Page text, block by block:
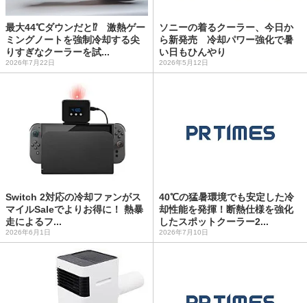
最大44℃ダウンだと⁉ 激熱ゲー
ミングノートを強制冷却する尖
りすぎなクーラーを試...
2026年7月22日
ソニーの着るクーラー、今日か
ら新発売 冷却パワー強化で暑
い日もひんやり
2026年5月12日
Switch 2対応の冷却ファンがス
マイルSaleでよりお得に！ 熱暴
走によるフ...
2026年6月1日
40℃の猛暑環境でも安定した冷
却性能を発揮！断熱仕様を強化
したスポットクーラー2...
2026年7月10日